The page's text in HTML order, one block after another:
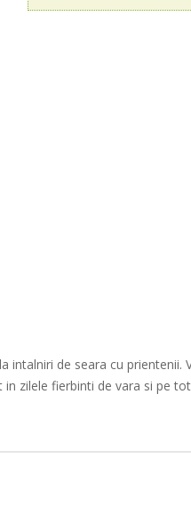
intalniri de seara cu prientenii.
zilele fierbinti de vara si pe